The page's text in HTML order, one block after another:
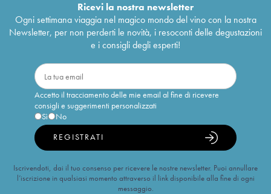
Ricevi la nostra newsletter
Ogni settimana viaggia nel magico mondo del vino con la nostra
Newsletter, per non perderti le novità, i resoconti delle degustazioni
e i consigli degli esperti!
Accetto il tracciamento delle mie email al fine di ricevere
consigli e suggerimenti personalizzati
Sì
No
REGISTRATI
Iscrivendoti, dai il tuo consenso per ricevere le nostre newsletter. Puoi annullare
l’iscrizione in qualsiasi momento attraverso il link disponibile alla fine di ogni
messaggio.